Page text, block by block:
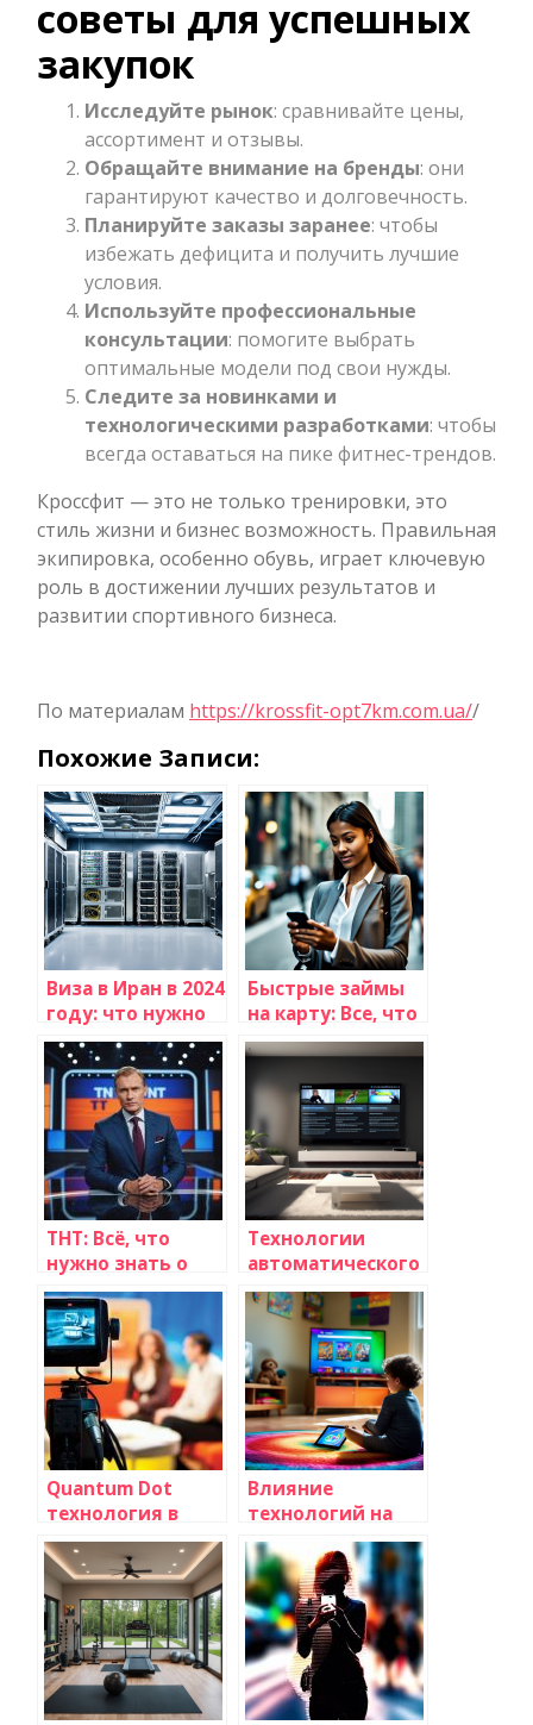
советы для успешных
закупок
Исследуйте рынок: сравнивайте цены,
ассортимент и отзывы.
Обращайте внимание на бренды: они
гарантируют качество и долговечность.
Планируйте заказы заранее: чтобы
избежать дефицита и получить лучшие
условия.
Используйте профессиональные
консультации: помогите выбрать
оптимальные модели под свои нужды.
Следите за новинками и
технологическими разработками: чтобы
всегда оставаться на пике фитнес-трендов.
Кроссфит — это не только тренировки, это
стиль жизни и бизнес возможность. Правильная
экипировка, особенно обувь, играет ключевую
роль в достижении лучших результатов и
развитии спортивного бизнеса.
По материалам https://krossfit-opt7km.com.ua//
Похожие Записи:
Виза в Иран в 2024
году: что нужно
знать для
беззаботного
путешествия
Быстрые займы
на карту: Все, что
вам нужно знать
ТНТ: Всё, что
нужно знать о
популярном
телеканале
Технологии
автоматического
обновления
программного
обеспечения
телевизоров: что
нужно знать
Quantum Dot
технология в
телевизорах: все,
что вам нужно
знать
Влияние
технологий на
развитие
телевидения для
детей: что нужно
знать родителям
и педагогам